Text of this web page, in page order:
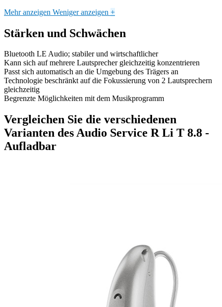
Mehr anzeigen Weniger anzeigen +
Stärken und Schwächen
Bluetooth LE Audio; stabiler und wirtschaftlicher
Kann sich auf mehrere Lautsprecher gleichzeitig konzentrieren
Passt sich automatisch an die Umgebung des Trägers an
Technologie beschränkt auf die Fokussierung von 2 Lautsprechern
gleichzeitig
Begrenzte Möglichkeiten mit dem Musikprogramm
Vergleichen Sie die verschiedenen
Varianten des Audio Service R Li T 8.8 -
Aufladbar